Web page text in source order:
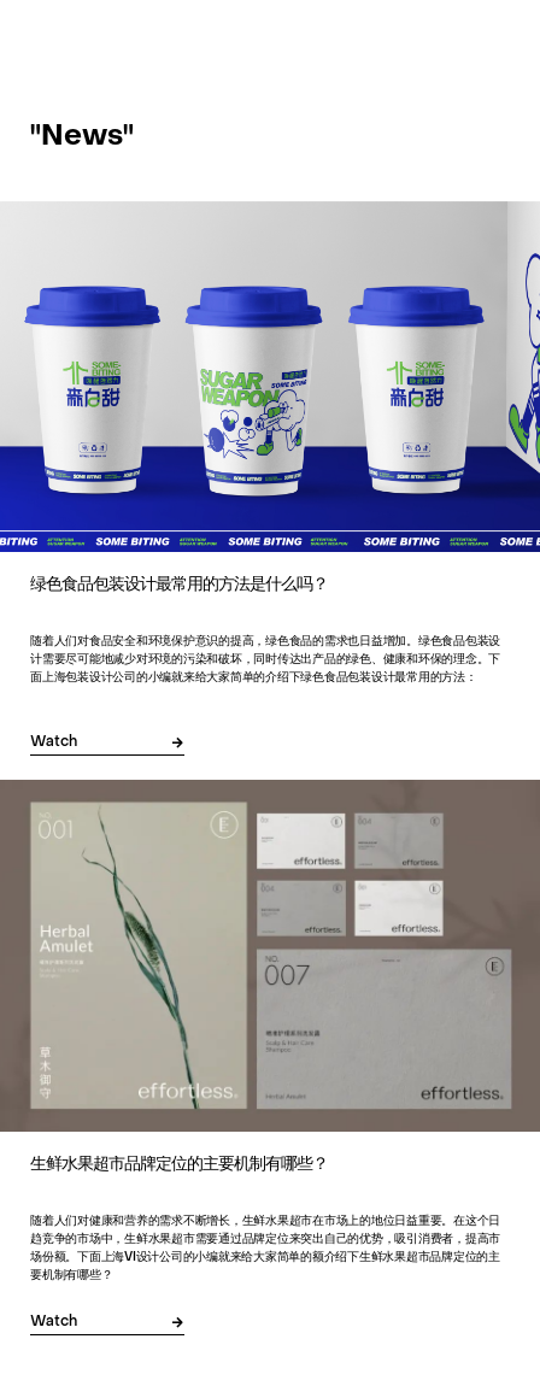
"News"
绿色食品包装设计最常用的方法是什么吗？
随着人们对食品安全和环境保护意识的提高，绿色食品的需求也日益增加。绿色食品包装设
计需要尽可能地减少对环境的污染和破坏，同时传达出产品的绿色、健康和环保的理念。下
面上海包装设计公司的小编就来给大家简单的介绍下绿色食品包装设计最常用的方法：
Watch
生鲜水果超市品牌定位的主要机制有哪些？
随着人们对健康和营养的需求不断增长，生鲜水果超市在市场上的地位日益重要。在这个日
趋竞争的市场中，生鲜水果超市需要通过品牌定位来突出自己的优势，吸引消费者，提高市
场份额。下面上海VI设计公司的小编就来给大家简单的额介绍下生鲜水果超市品牌定位的主
要机制有哪些？
Watch